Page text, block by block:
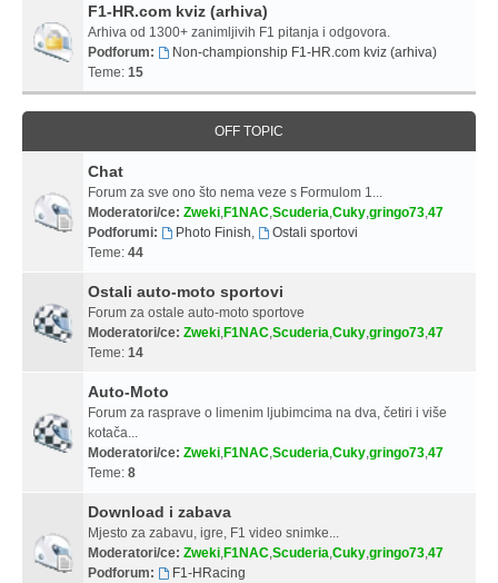
F1-HR.com kviz (arhiva)
Arhiva od 1300+ zanimljivih F1 pitanja i odgovora.
Podforum:
Non-championship F1-HR.com kviz (arhiva)
Teme: 15
OFF TOPIC
Chat
Forum za sve ono što nema veze s Formulom 1...
Moderatori/ce: Zweki,F1NAC,Scuderia,Cuky,gringo73,47
Podforumi:
Photo Finish,
Ostali sportovi
Teme: 44
Ostali auto-moto sportovi
Forum za ostale auto-moto sportove
Moderatori/ce: Zweki,F1NAC,Scuderia,Cuky,gringo73,47
Teme: 14
Auto-Moto
Forum za rasprave o limenim ljubimcima na dva, četiri i više
kotača...
Moderatori/ce: Zweki,F1NAC,Scuderia,Cuky,gringo73,47
Teme: 8
Download i zabava
Mjesto za zabavu, igre, F1 video snimke...
Moderatori/ce: Zweki,F1NAC,Scuderia,Cuky,gringo73,47
Podforum:
F1-HRacing